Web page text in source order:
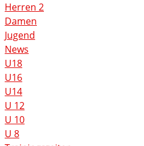
Herren 2
Damen
Jugend
News
U18
U16
U14
U 12
U 10
U 8